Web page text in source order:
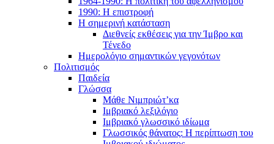
1990: Η επιστροφή
Η σημερινή κατάσταση
Διεθνείς εκθέσεις για την Ίμβρο και
Τένεδο
Ημερολόγιο σημαντικών γεγονότων
Πολιτισμός
Παιδεία
Γλώσσα
Μάθε Νιμπριώτ’κα
Ιμβριακό λεξιλόγιο
Ιμβριακό γλωσσικό ιδίωμα
Γλωσσικός θάνατος: Η περίπτωση του